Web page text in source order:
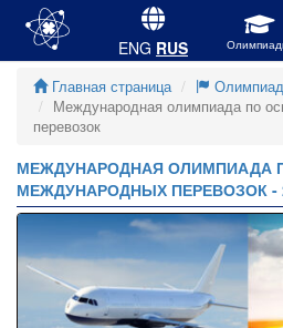
Главная страница
Международная олимпиада по
перевозок
МЕЖДУНАРОДНАЯ ОЛИМПИАДА
МЕЖДУНАРОДНЫХ ПЕРЕВОЗОК -
ENG RUS